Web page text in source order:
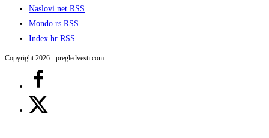
Naslovi.net RSS
Mondo.rs RSS
Index.hr RSS
Copyright 2026 - pregledvesti.com